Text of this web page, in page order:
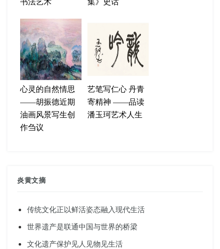
心灵的自然情思
——胡振德近期
油画风景写生创
作刍议
艺笔写仁心 丹青
寄精神 ——品读
潘玉珂艺术人生
炎黄文摘
传统文化正以鲜活姿态融入现代生活
世界遗产是联通中国与世界的桥梁
文化遗产保护见人见物见生活